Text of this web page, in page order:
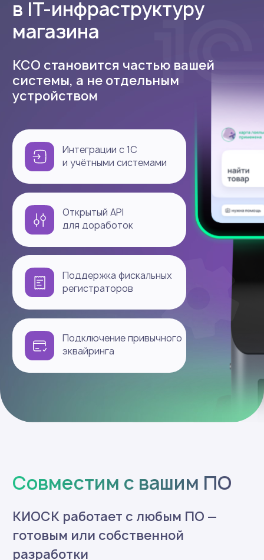
КСО от Эвотора — больше чем
Рост продаж
начинается здесь
Оставьте заявку — мы
свяжемся с вами и ответим
на все ваши вопросы
+7
Принимаюусловия обработки персональных данных
Запросить консультацию
от 139 900 ₽